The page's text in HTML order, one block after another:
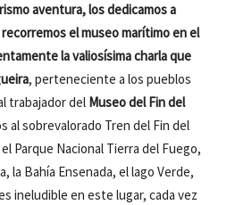
aventura, los dedicamos a
el museo marítimo en el
la valiosísima charla que
, perteneciente a los pueblos
trabajador del Museo del Fin del
al sobrevalorado Tren del Fin del
Parque Nacional Tierra del Fuego,
la Bahía Ensenada, el lago Verde,
ineludible en este lugar, cada vez